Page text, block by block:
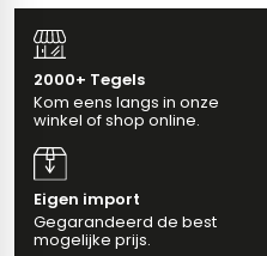
2000+ Tegels
Kom eens langs in onze
winkel of shop online.
Eigen import
Gegarandeerd de best
mogelijke prijs.